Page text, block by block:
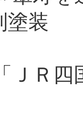
塗装
ＪＲ